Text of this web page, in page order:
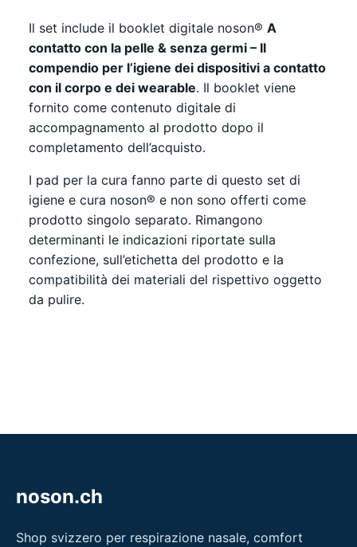
Il set include il booklet digitale noson® A
contatto con la pelle & senza germi – Il
compendio per l’igiene dei dispositivi a contatto
con il corpo e dei wearable. Il booklet viene
fornito come contenuto digitale di
accompagnamento al prodotto dopo il
completamento dell’acquisto.
I pad per la cura fanno parte di questo set di
igiene e cura noson® e non sono offerti come
prodotto singolo separato. Rimangono
determinanti le indicazioni riportate sulla
confezione, sull’etichetta del prodotto e la
compatibilità dei materiali del rispettivo oggetto
da pulire.
noson.ch
Shop svizzero per respirazione nasale, comfort